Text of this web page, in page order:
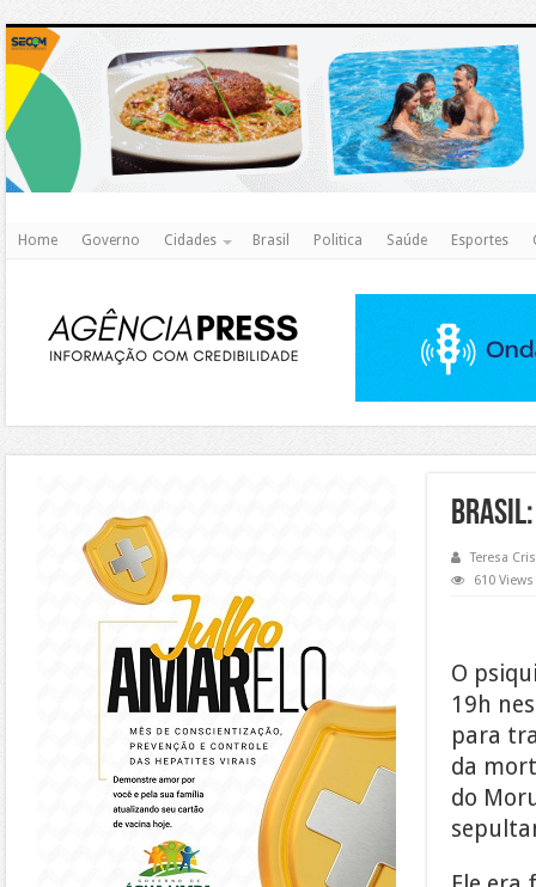
Home Governo Cidades Brasil Politica Saúde Esportes
Teresa
610 Views
O
19h
para
da
do